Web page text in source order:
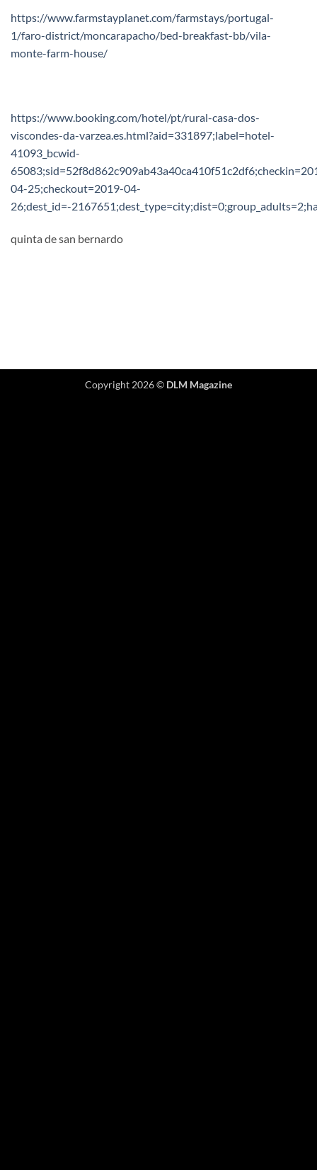
https://www.farmstayplanet.com/farmstays/portugal-
1/faro-district/moncarapacho/bed-breakfast-bb/vila-
monte-farm-house/
https://www.booking.com/hotel/pt/rural-casa-dos-
viscondes-da-varzea.es.html?aid=331897;label=hotel-
41093_bcwid-
04-25;checkout=2019-04-
26;dest_id=-
quinta de san bernardo
Copyright 2026 © DLM Magazine